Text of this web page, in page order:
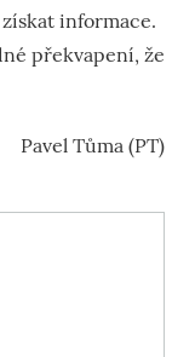
informace.
překvapení, že
Pavel Tůma (PT)